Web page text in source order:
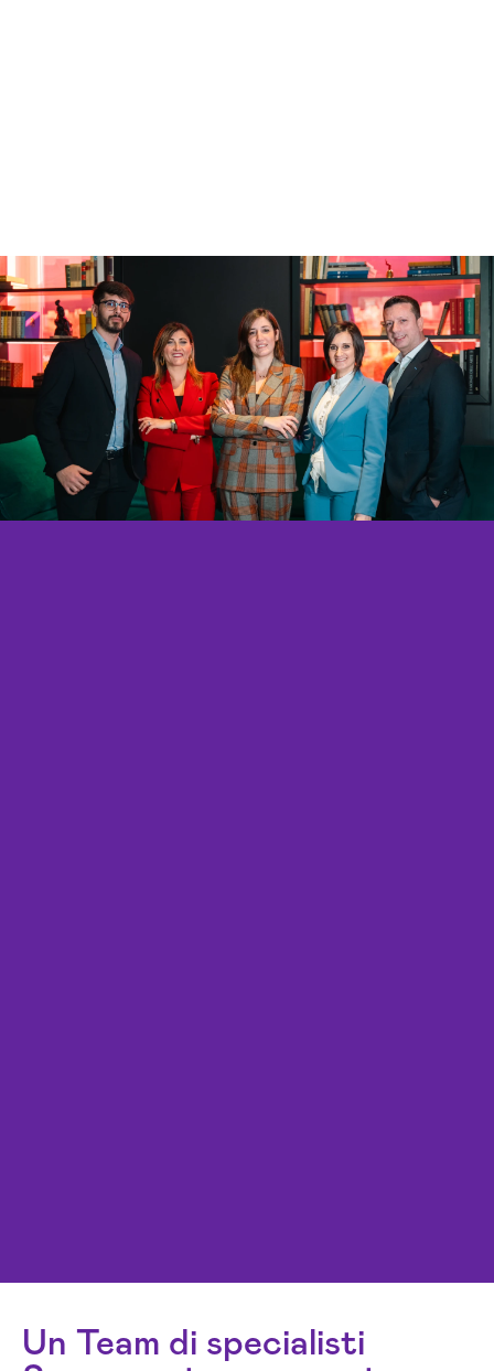
Un Team di specialisti